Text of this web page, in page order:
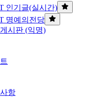
인기글(실시간)
명예의전당
시판 (익명)
항